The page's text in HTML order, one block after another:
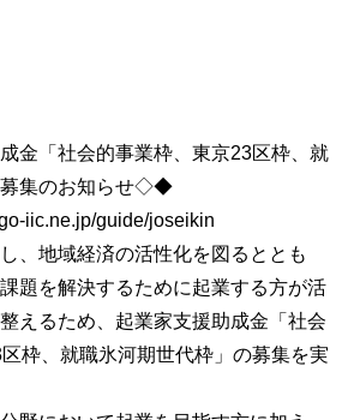
金「社会的事業枠、東京23区枠、就
募集のお知らせ◇◆
iic.ne.jp/guide/joseikin
、地域経済の活性化を図るととも
題を解決するために起業する方が活
えるため、起業家支援助成金「社会
枠、就職氷河期世代枠」の募集を実